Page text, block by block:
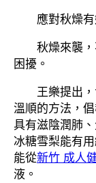
應對秋燥
秋燥來襲
困擾。
王樂提出
溫順的方法，
具有滋陰潤肺
冰糖雪梨能有
能從新竹 成人
液。